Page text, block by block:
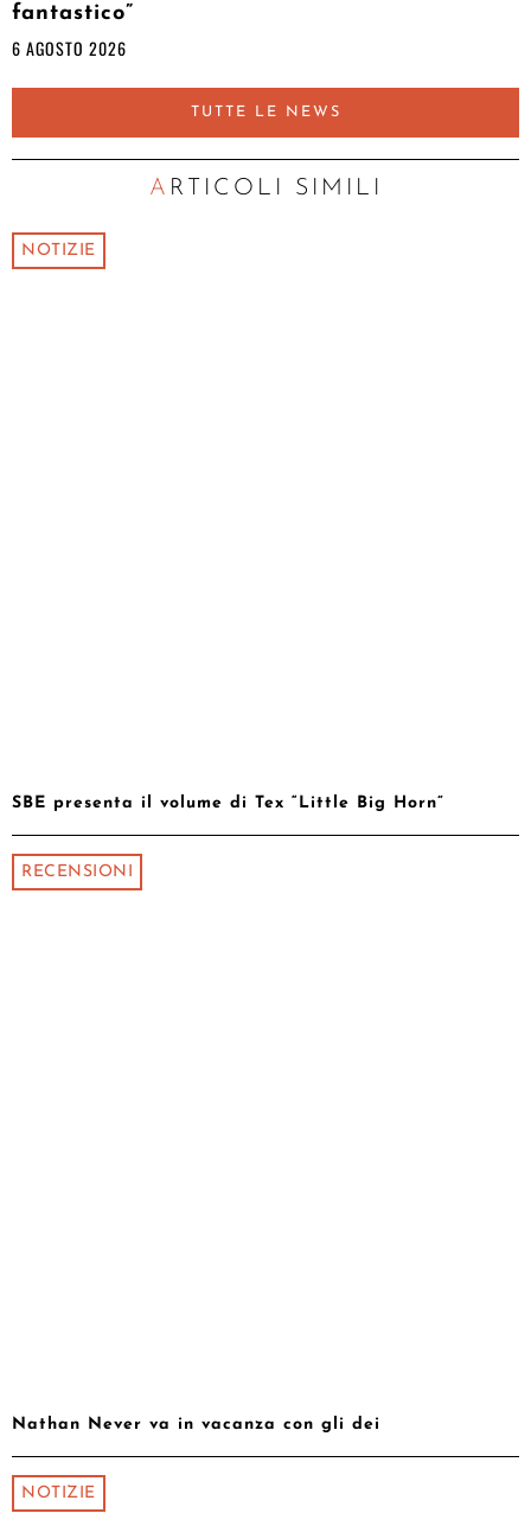
fantastico”
6 AGOSTO 2026
TUTTE LE NEWS
ARTICOLI SIMILI
NOTIZIE
SBE presenta il volume di Tex “Little Big Horn”
RECENSIONI
Nathan Never va in vacanza con gli dei
NOTIZIE